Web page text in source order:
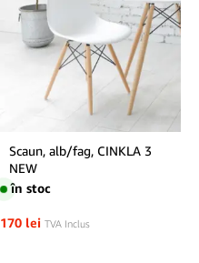
Scaun, alb/fag, CINKLA 3
NEW
în stoc
170 lei TVA Inclus